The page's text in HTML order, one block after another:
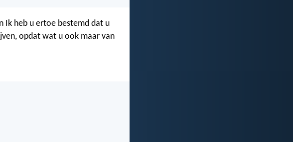
Ik heb u ertoe bestemd dat u
opdat wat u ook maar van